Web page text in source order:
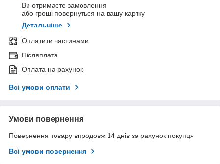
Ви отримаєте замовлення
або гроші повернуться на вашу картку
Детальніше
Оплатити частинами
Післяплата
Оплата на рахунок
Всі умови оплати
Умови повернення
Повернення товару впродовж 14 днів за рахунок покупця
Всі умови повернення